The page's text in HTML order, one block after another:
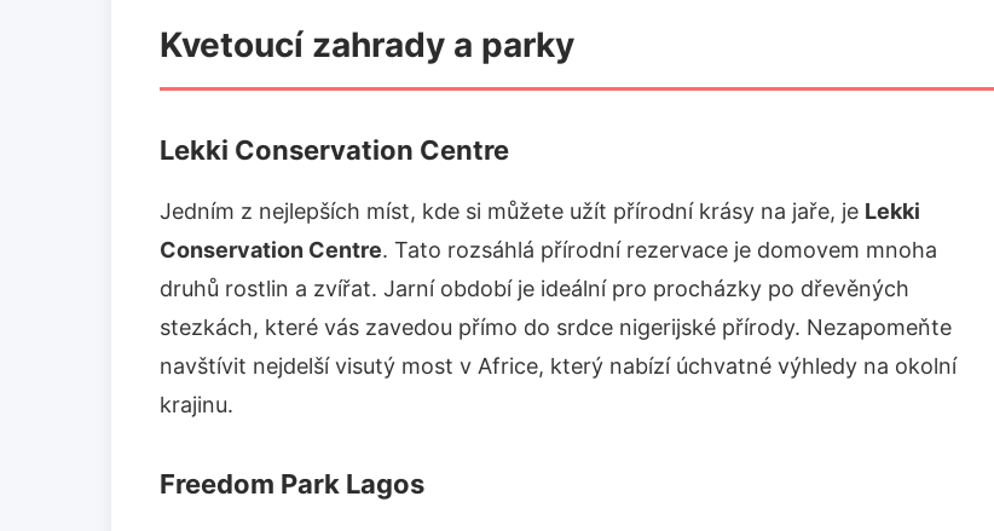
Kvetoucí zahrady a parky
Lekki Conservation Centre
Jedním z nejlepších míst, kde si můžete užít přírodní krásy na jaře, je Lekki
Conservation Centre. Tato rozsáhlá přírodní rezervace je domovem mnoha
druhů rostlin a zvířat. Jarní období je ideální pro procházky po dřevěných
stezkách, které vás zavedou přímo do srdce nigerijské přírody. Nezapomeňte
navštívit nejdelší visutý most v Africe, který nabízí úchvatné výhledy na okolní
krajinu.
Freedom Park Lagos